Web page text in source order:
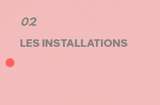
02
LES INSTALLATIONS